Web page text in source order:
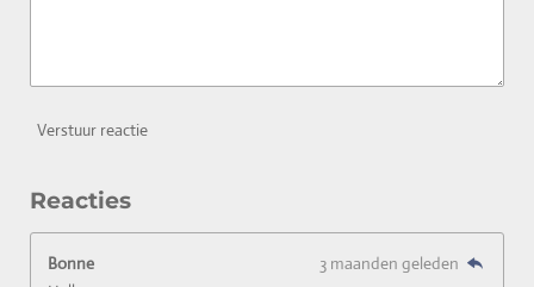
Verstuur reactie
Reacties
Bonne
3 maanden geleden